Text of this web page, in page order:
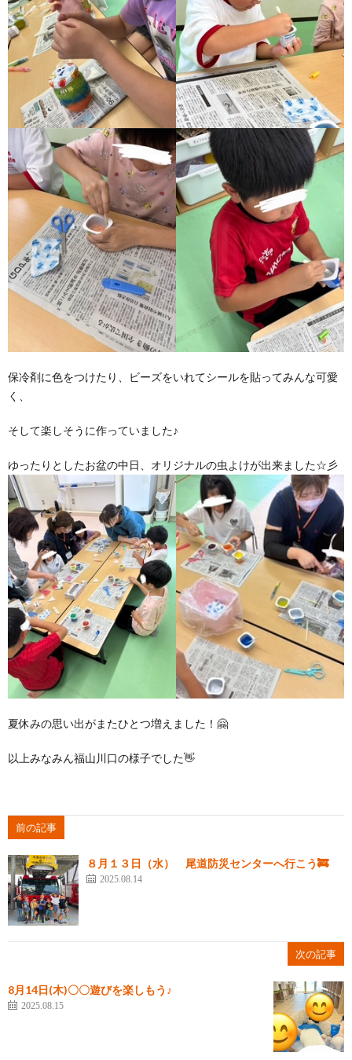
保冷剤に色をつけたり、ビーズをいれてシールを貼ってみんな可愛
く、
そして楽しそうに作っていました♪
ゆったりとしたお盆の中日、オリジナルの虫よけが出来ました☆彡
夏休みの思い出がまたひとつ増えました！🤗
以上みなみん福山川口の様子でした👋
前の記事
８月１３日（水） 尾道防災センターへ行こう🚒
2025.08.14
次の記事
8月14日(木)〇〇遊びを楽しもう♪
2025.08.15